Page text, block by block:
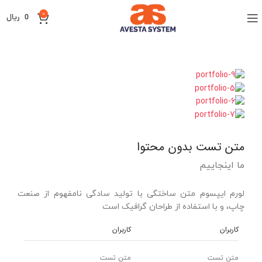
0
0 ریال
متن تست بدون محتوا
ما اینجاییم
لورم ایپسوم متن ساختگی با تولید سادگی نامفهوم از صنعت
چاپ، و با استفاده از طراحان گرافیک است
کاربران
متن تست
کاربران
متن تست